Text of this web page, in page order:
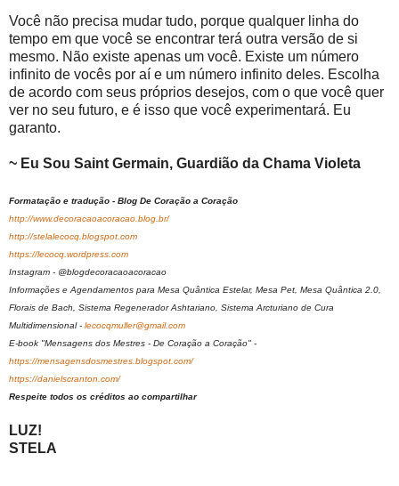
Você não precisa mudar tudo, porque qualquer linha do
tempo em que você se encontrar terá outra versão de si
mesmo. Não existe apenas um você. Existe um número
infinito de vocês por aí e um número infinito deles. Escolha
de acordo com seus próprios desejos, com o que você quer
ver no seu futuro, e é isso que você experimentará. Eu
garanto.
~ Eu Sou Saint Germain, Guardião da Chama Violeta
Formatação e tradução - Blog De Coração a Coração
http://www.decoracaoacoracao.blog.br/
http://stelalecocq.blogspot.com
https://lecocq.wordpress.com
Instagram - @blogdecoracaoacoracao
Informações e Agendamentos para Mesa Quântica Estelar, Mesa Pet, Mesa Quântica 2.0,
Florais de Bach, Sistema Regenerador Ashtariano, Sistema Arcturiano de Cura
Multidimensional - lecocqmuller@gmail.com
E-book "Mensagens dos Mestres - De Coração a Coração" -
https://mensagensdosmestres.blogspot.com/
https://danielscranton.com/
Respeite todos os créditos ao compartilhar
LUZ!
STELA